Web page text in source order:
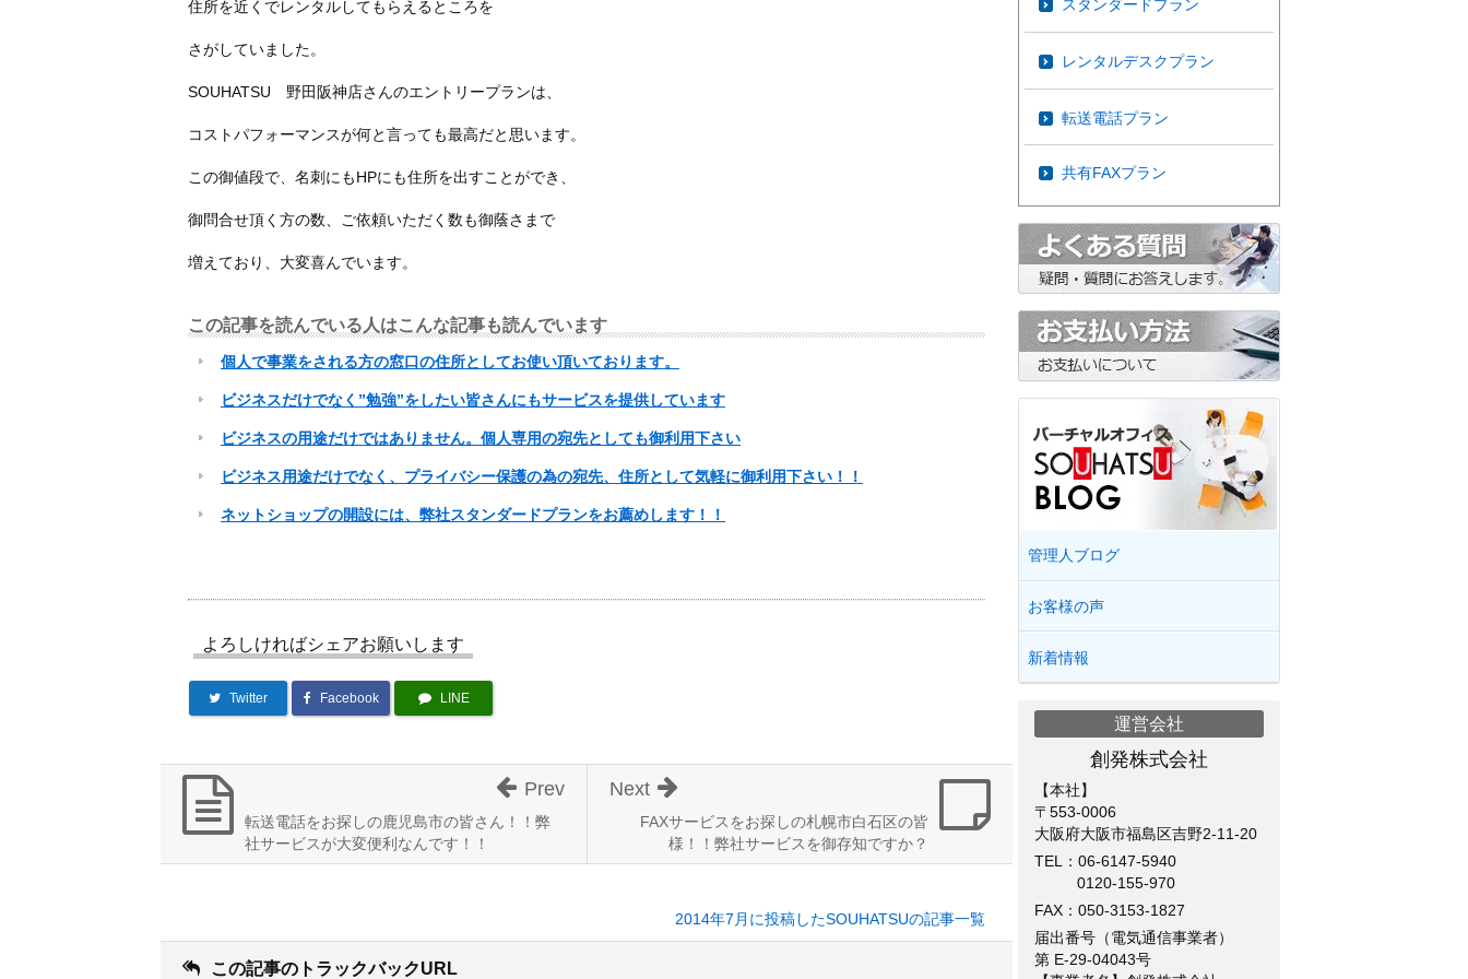
住所を近くでレンタルしてもらえるところを
さがしていました。
SOUHATSU 野田阪神店さんのエントリープランは、
コストパフォーマンスが何と言っても最高だと思います。
この御値段で、名刺にもHPにも住所を出すことができ、
御問合せ頂く方の数、ご依頼いただく数も御蔭さまで
増えており、大変喜んでいます。
この記事を読んでいる人はこんな記事も読んでいます
個人で事業をされる方の窓口の住所としてお使い頂いております。
ビジネスだけでなく”勉強”をしたい皆さんにもサービスを提供しています
ビジネスの用途だけではありません。個人専用の宛先としても御利用下さい
ビジネス用途だけでなく、プライバシー保護の為の宛先、住所として気軽に御利用下さい！！
ネットショップの開設には、弊社スタンダードプランをお薦めします！！
よろしければシェアお願いします
Twitter Facebook LINE
FAXサービスをお探しの札幌市白石区の皆
様！！弊社サービスを御存知ですか？
Next
転送電話をお探しの鹿児島市の皆さん！！弊
社サービスが大変便利なんです！！
Prev
2014年7月に投稿したSOUHATSUの記事一覧
この記事のトラックバックURL
スタンダードプラン
レンタルデスクプラン
転送電話プラン
共有FAXプラン
管理人ブログ
お客様の声
新着情報
運営会社
創発株式会社
【本社】
〒553-0006
大阪府大阪市福島区吉野2-11-20
TEL： 06-6147-5940
0120-155-970
FAX：050-3153-1827
届出番号（電気通信事業者）
第 E-29-04043号